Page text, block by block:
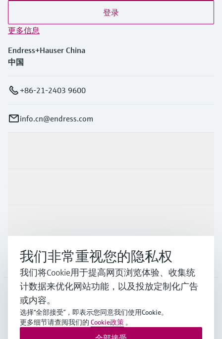
登录
更多信息
Endress+Hauser China
中国
+86-21-2403 9600
info.cn@endress.com
公司
CHN•中文
我们非常重视您的隐私权
我们将Cookie用于提高网页浏览体验、收集统
计数据来优化网站功能，以及投放定制化广告
或内容。
选择“全部接受”，即表示您同意我们使用Cookie。
更多细节请查阅我们的 Cookie政策 。